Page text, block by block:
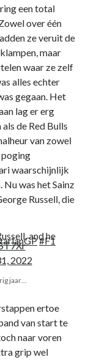
een total
over één
ze veruit de
maar
waar ze zelf
alles echter
gegaan. Het
lag er erg
de Red Bulls
van zowel
poging
waarschijnlijk
Nu was het Sainz
Russell, die
and he
#F1
2022
jaar…
ertoe
van start te
naar voren
grip wel